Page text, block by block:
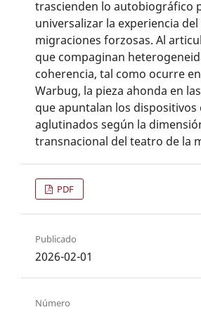
trascienden lo autobiográfico
universalizar la experiencia del
migraciones forzosas. Al
que compaginan
coherencia, tal como ocurre
Warbug, la pieza ahonda en
que apuntalan los dispositivos
aglutinados según la
transnacional del teatro de la
PDF
Publicado
2026-02-01
Número